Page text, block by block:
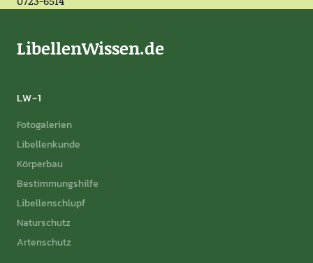
LibellenWissen.de
LW-1
Fotogalerien
Libellenkunde
Körperbau
Bestimmungshilfe
Libellenschlupf
Naturschutz
Artenschutz